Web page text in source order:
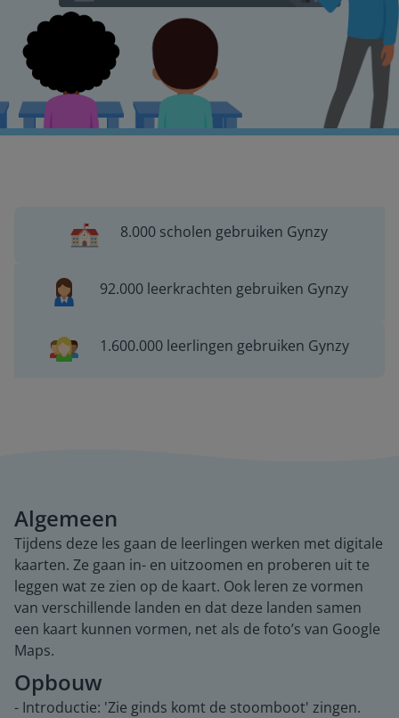
8.000 scholen gebruiken Gynzy
92.000 leerkrachten gebruiken Gynzy
1.600.000 leerlingen gebruiken Gynzy
Algemeen
Tijdens deze les gaan de leerlingen werken met digitale
kaarten. Ze gaan in- en uitzoomen en proberen uit te
leggen wat ze zien op de kaart. Ook leren ze vormen
van verschillende landen en dat deze landen samen
een kaart kunnen vormen, net als de foto’s van Google
Maps.
Opbouw
- Introductie: 'Zie ginds komt de stoomboot' zingen.